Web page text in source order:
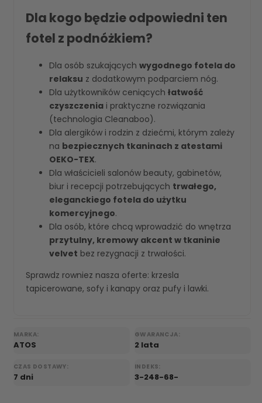
Dla kogo będzie odpowiedni ten
fotel z podnóżkiem?
Dla osób szukających wygodnego fotela do
relaksu z dodatkowym podparciem nóg.
Dla użytkowników ceniących łatwość
czyszczenia i praktyczne rozwiązania
(technologia Cleanaboo).
Dla alergików i rodzin z dziećmi, którym zależy
na bezpiecznych tkaninach z atestami
OEKO-TEX.
Dla właścicieli salonów beauty, gabinetów,
biur i recepcji potrzebujących trwałego,
eleganckiego fotela do użytku
komercyjnego.
Dla osób, które chcą wprowadzić do wnętrza
przytulny, kremowy akcent w tkaninie
velvet bez rezygnacji z trwałości.
Sprawdz rowniez nasza oferte: krzesla
tapicerowane, sofy i kanapy oraz pufy i lawki.
MARKA:
ATOS
GWARANCJA:
2 lata
CZAS DOSTAWY:
7 dni
INDEKS:
3-248-68-